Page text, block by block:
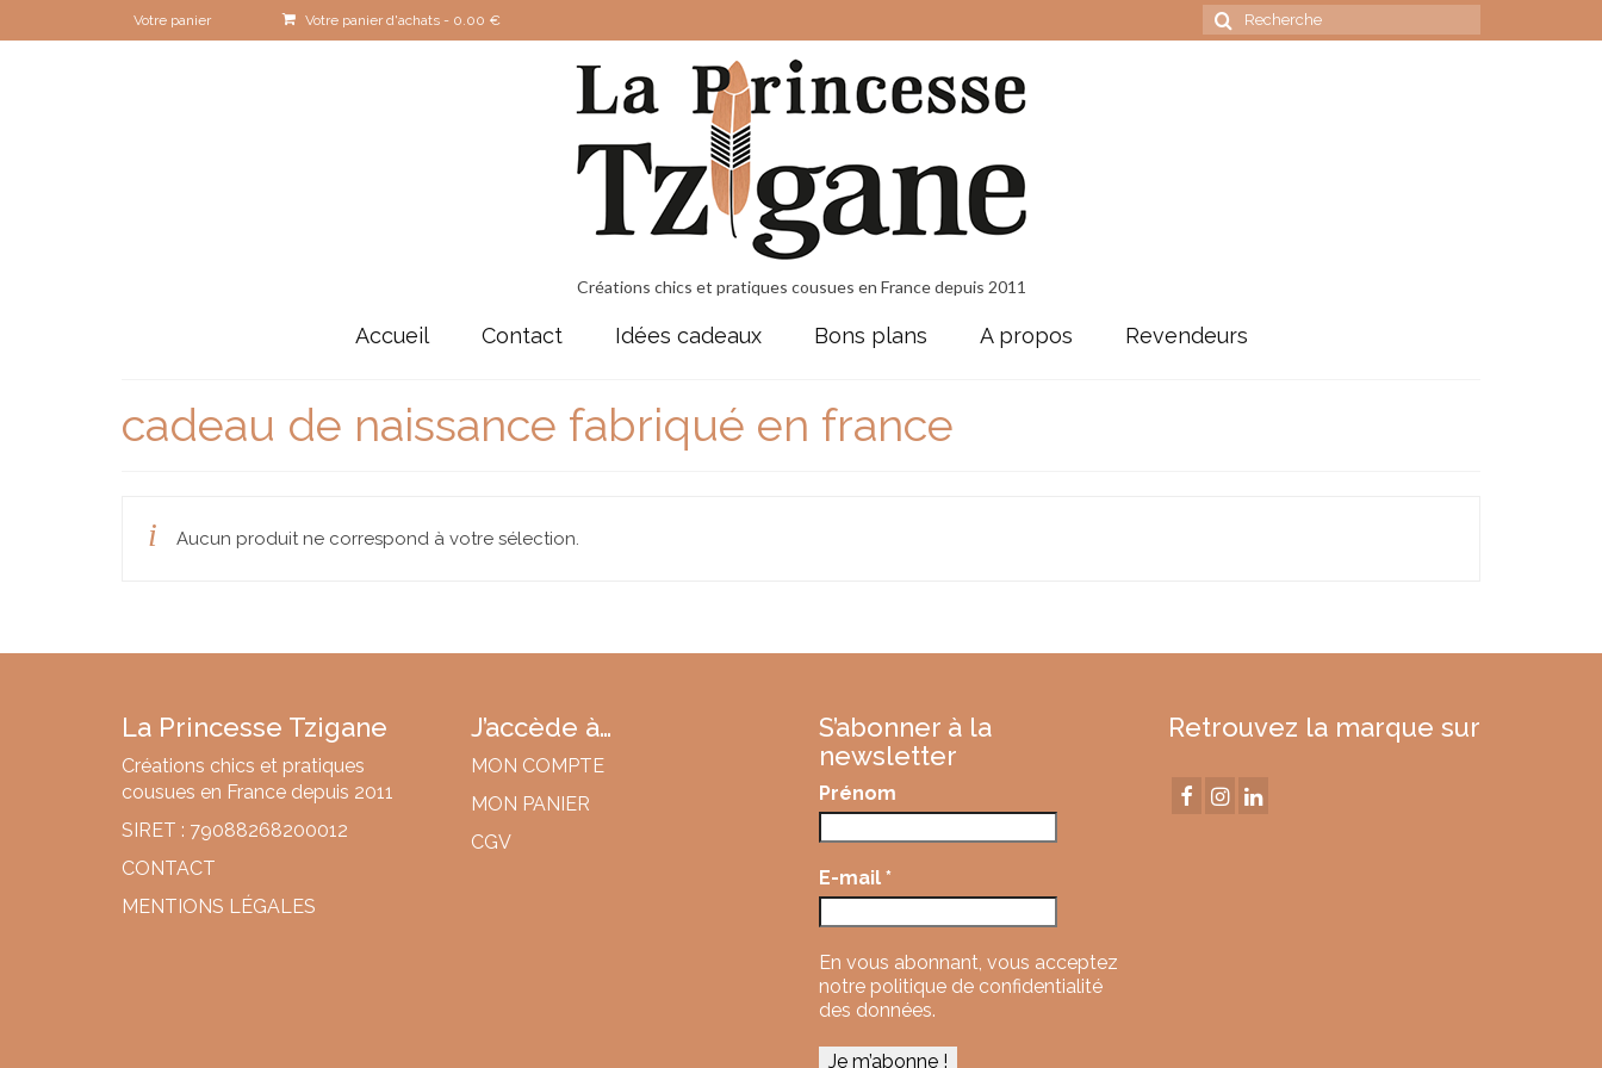
Votre panier Votre panier d'achats - 0.00 €
Rechercher
:
Créations chics et pratiques cousues en France depuis 2011
Accueil Contact Idées cadeaux Bons plans A propos Revendeurs
cadeau de naissance fabriqué en france
Aucun produit ne correspond à votre sélection.
La Princesse Tzigane
Créations chics et pratiques
cousues en France depuis 2011
SIRET : 79088268200012
CONTACT
MENTIONS LÉGALES
J’accède à…
MON COMPTE
MON PANIER
CGV
S’abonner à la
newsletter
Prénom
E-mail *
En vous abonnant, vous acceptez
notre politique de confidentialité
des données.
Retrouvez la marque sur